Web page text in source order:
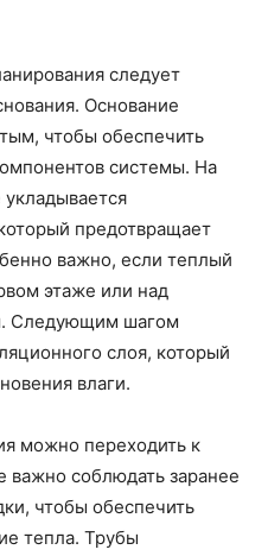
следует
Основание
чтобы обеспечить
системы. На
предотвращает
важно, если теплый
этаже или над
Следующим шагом
слоя, который
влаги.
можно переходить к
важно соблюдать заранее
чтобы обеспечить
тепла. Трубы